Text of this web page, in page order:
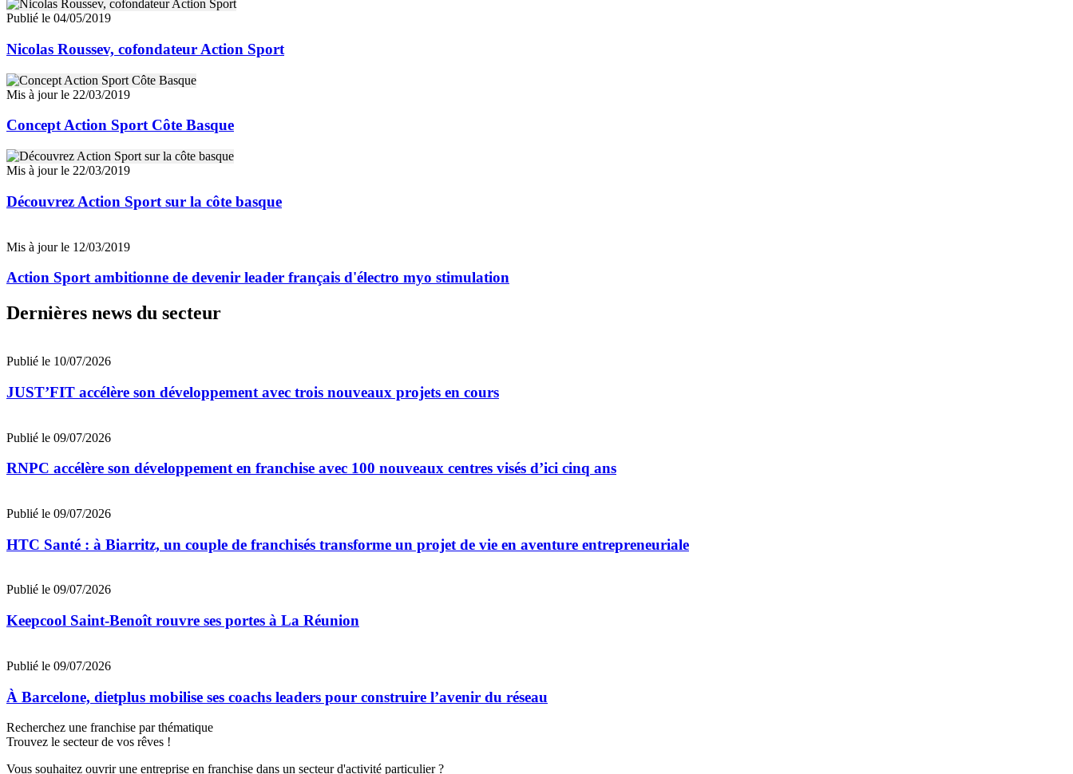
Publié le 04/05/2019
Nicolas Roussev, cofondateur Action Sport
Mis à jour le 22/03/2019
Concept Action Sport Côte Basque
Mis à jour le 22/03/2019
Découvrez Action Sport sur la côte basque
Mis à jour le 12/03/2019
Action Sport ambitionne de devenir leader français d'électro myo stimulation
Dernières news du secteur
Publié le 10/07/2026
JUST’FIT accélère son développement avec trois nouveaux projets en cours
Publié le 09/07/2026
RNPC accélère son développement en franchise avec 100 nouveaux centres visés d’ici cinq ans
Publié le 09/07/2026
HTC Santé : à Biarritz, un couple de franchisés transforme un projet de vie en aventure entrepreneuriale
Publié le 09/07/2026
Keepcool Saint-Benoît rouvre ses portes à La Réunion
Publié le 09/07/2026
À Barcelone, dietplus mobilise ses coachs leaders pour construire l’avenir du réseau
Recherchez une franchise par thématique
Trouvez le secteur de vos rêves !
Vous souhaitez ouvrir une entreprise en franchise dans un secteur d'activité particulier ?